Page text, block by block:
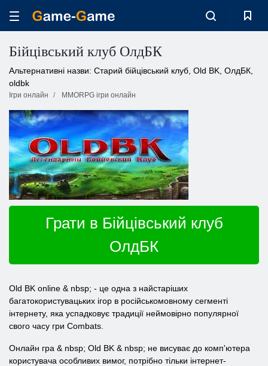
Бійцівський клуб ОлдБК
Альтернативні назви: Старий бійцівський клуб, Old BK, ОлдБК,
oldbk
Ігри онлайн MMORPG ігри онлайн
Грати в Бійцівський клуб
ОлдБК
Old BK online & nbsp; - це одна з найстаріших
багатокористувацьких ігор в російськомовному сегменті
інтернету, яка успадковує традиції неймовірно популярної
свого часу гри Combats.
Онлайн гра & nbsp; Old BK & nbsp; не висуває до комп'ютера
користувача особливих вимог, потрібно тільки інтернет-